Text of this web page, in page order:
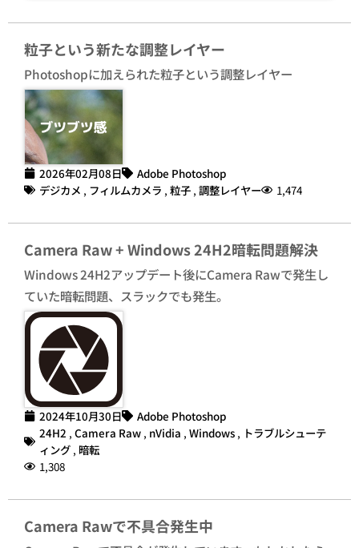
粒子という新たな調整レイヤー
Photoshopに加えられた粒子という調整レイヤー
2026年02月08日
Adobe Photoshop
デジカメ , フィルムカメラ , 粒子 , 調整レイヤー 1,474
Camera Raw + Windows 24H2暗転問題解決
Windows 24H2アップデート後にCamera Rawで発生し
ていた暗転問題、スラックでも発生。
2024年10月30日
Adobe Photoshop
24H2 , Camera Raw , nVidia , Windows , トラブルシューテ
ィング , 暗転
1,308
Camera Rawで不具合発生中